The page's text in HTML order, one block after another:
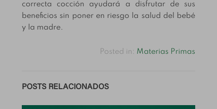
correcta cocción ayudará a disfrutar de sus
beneficios sin poner en riesgo la salud del bebé
y la madre.
Posted in: Materias Primas
POSTS RELACIONADOS